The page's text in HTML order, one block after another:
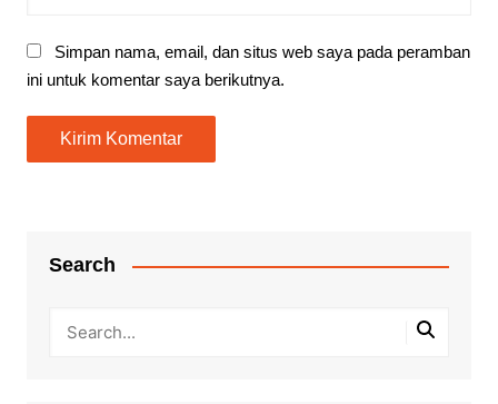
Simpan nama, email, dan situs web saya pada peramban
ini untuk komentar saya berikutnya.
Search